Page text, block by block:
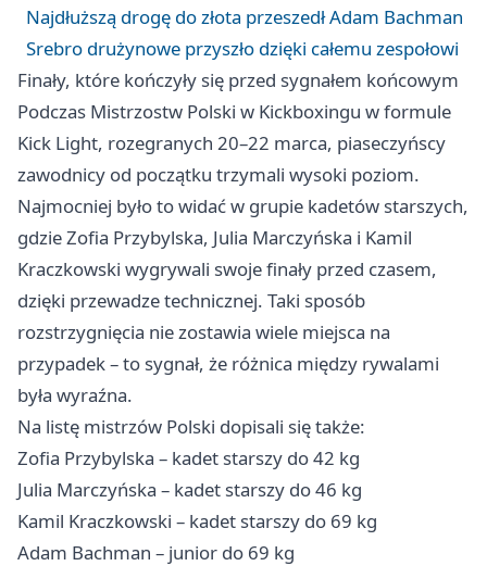
Najdłuższą drogę do złota przeszedł Adam Bachman
Srebro drużynowe przyszło dzięki całemu zespołowi
Finały, które kończyły się przed sygnałem końcowym
Podczas Mistrzostw Polski w Kickboxingu w formule
Kick Light, rozegranych 20–22 marca, piaseczyńscy
zawodnicy od początku trzymali wysoki poziom.
Najmocniej było to widać w grupie kadetów starszych,
gdzie Zofia Przybylska, Julia Marczyńska i Kamil
Kraczkowski wygrywali swoje finały przed czasem,
dzięki przewadze technicznej. Taki sposób
rozstrzygnięcia nie zostawia wiele miejsca na
przypadek – to sygnał, że różnica między rywalami
była wyraźna.
Na listę mistrzów Polski dopisali się także:
Zofia Przybylska – kadet starszy do 42 kg
Julia Marczyńska – kadet starszy do 46 kg
Kamil Kraczkowski – kadet starszy do 69 kg
Adam Bachman – junior do 69 kg